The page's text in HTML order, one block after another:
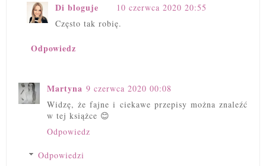
Di bloguje
10 czerwca 2020 20:55
Często tak robię.
Odpowiedz
Martyna 9 czerwca 2020 00:08
Widzę, że fajne i ciekawe przepisy można znaleźć
w tej książce 😊
Odpowiedz
Odpowiedzi